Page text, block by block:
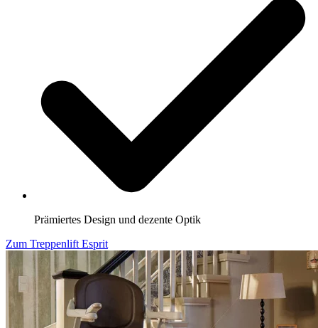
Prämiertes Design und dezente Optik
Zum Treppenlift Esprit